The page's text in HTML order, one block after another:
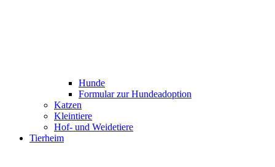
Hunde
Formular zur Hundeadoption
Katzen
Kleintiere
Hof- und Weidetiere
Tierheim